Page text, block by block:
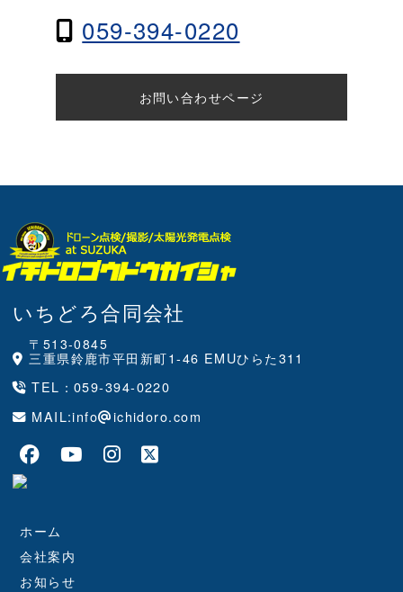
059-394-0220
お問い合わせページ
いちどろ合同会社
〒513-0845
三重県鈴鹿市平田新町1-46 EMUひらた311
TEL：059-394-0220
MAIL:info
ichidoro.com
ホーム
会社案内
お知らせ